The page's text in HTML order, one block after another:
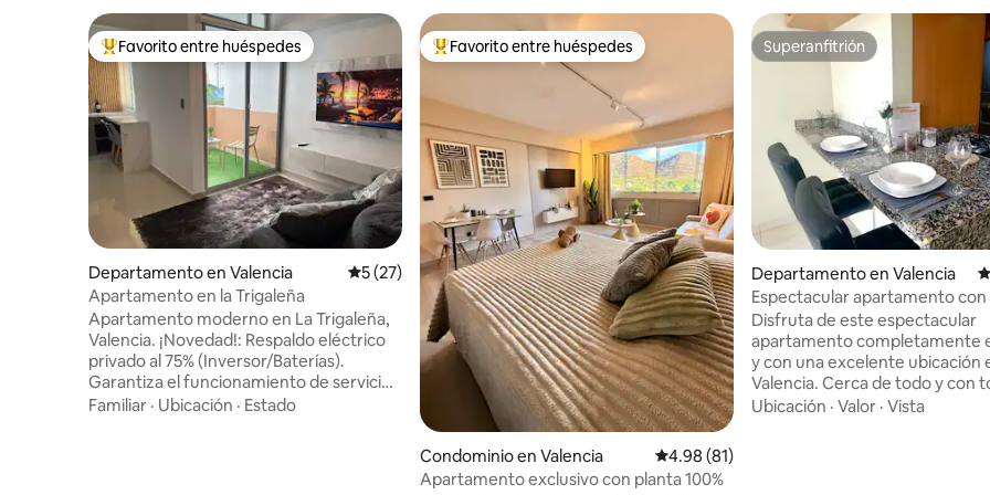
De los mejores en Favorito entre huéspedes
Favorito entre huéspedes
Departamento en Valencia Calificación promedio: 5 de 5; 27 evaluaciones
5 (27)
Apartamento en la Trigaleña
Apartamento moderno en La Trigaleña,
Valencia. ¡Novedad!: Respaldo eléctrico
privado al 75% (Inversor/Baterías).
Garantiza el funcionamiento de servicios
básicos y aire acondicionado en la
Familiar · Ubicación · Estado
De los mejores en Favorito entre huéspedes
Favorito entre huéspedes
Condominio en Valencia Calificación promedio: 4.98 de 5; 81
4.98 (81)
Apartamento exclusivo con planta 100%
Superanfitrión
Superanfitrión
Departamento en Valencia
Espectacular apartamento con
fibra óptica
Disfruta de este espectacular
apartamento completamente
y con una excelente ubicación
Valencia. Cerca de todo y con
servicios a disposición. Wifi
Ubicación · Valor · Vista